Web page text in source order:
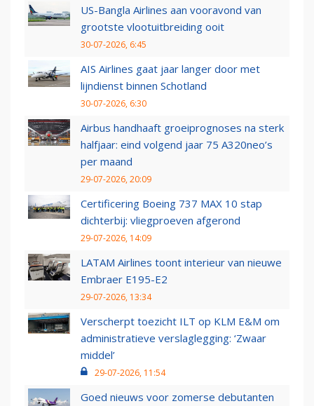
US-Bangla Airlines aan vooravond van
grootste vlootuitbreiding ooit
30-07-2026, 6:45
AIS Airlines gaat jaar langer door met
lijndienst binnen Schotland
30-07-2026, 6:30
Airbus handhaaft groeiprognoses na sterk
halfjaar: eind volgend jaar 75 A320neo’s
per maand
29-07-2026, 20:09
Certificering Boeing 737 MAX 10 stap
dichterbij: vliegproeven afgerond
29-07-2026, 14:09
LATAM Airlines toont interieur van nieuwe
Embraer E195-E2
29-07-2026, 13:34
Verscherpt toezicht ILT op KLM E&M om
administratieve verslaglegging: ‘Zwaar
middel’
29-07-2026, 11:54
Goed nieuws voor zomerse debutanten